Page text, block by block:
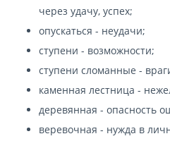
через удачу, успех;
опускаться - неудачи;
ступени - возможности;
ступени сломанные -
каменная лестница -
деревянная - опасность
веревочная - нужда в